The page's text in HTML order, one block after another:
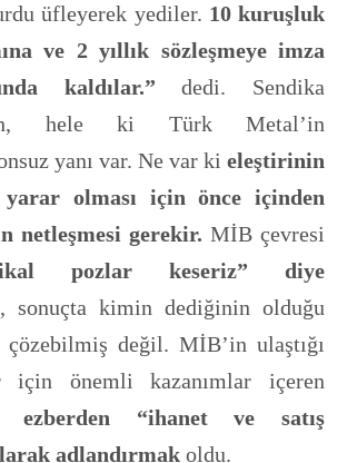
üfleyerek yediler. 10 kuruşluk
ve 2 yıllık sözleşmeye imza
kaldılar.” dedi. Sendika
hele ki Türk Metal’in
yanı var. Ne var ki eleştirinin
olması için önce içinden
netleşmesi gerekir. MİB çevresi
pozlar keseriz” diye
, sonuçta kimin dediğinin olduğu
değil. MİB’in ulaştığı
için önemli kazanımlar içeren
ezberden “ihanet ve satış
adlandırmak oldu.